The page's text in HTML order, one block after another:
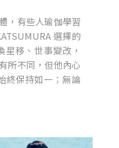
，有些人瑜伽學習
選擇的
移、世事變改，
所不同，但他內心
終保持如一；無論